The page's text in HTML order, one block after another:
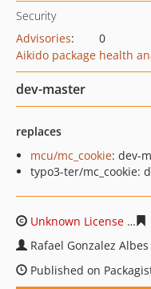
Security
Advisories:
0
Aikido package health
dev-master
replaces
mcu/mc_cookie: dev-
typo3-ter/mc_cookie:
Unknown License
Rafael Gonzalez Albes
Published on